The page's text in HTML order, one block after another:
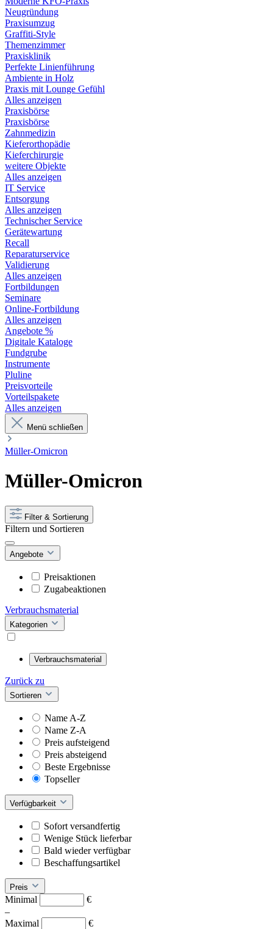
Neugründung
Praxisumzug
Graffiti-Style
Themenzimmer
Praxisklinik
Perfekte Linienführung
Ambiente in Holz
Praxis mit Lounge Gefühl
Alles anzeigen
Praxisbörse
Praxisbörse
Zahnmedizin
Kieferorthopädie
Kieferchirurgie
weitere Objekte
Alles anzeigen
IT Service
Entsorgung
Alles anzeigen
Technischer Service
Gerätewartung
Recall
Reparaturservice
Validierung
Alles anzeigen
Fortbildungen
Seminare
Online-Fortbildung
Alles anzeigen
Angebote %
Digitale Kataloge
Fundgrube
Instrumente
Pluline
Preisvorteile
Vorteilspakete
Alles anzeigen
Menü schließen
Müller-Omicron
Müller-Omicron
Filter & Sortierung
Filtern und Sortieren
Angebote
Preisaktionen
Zugabeaktionen
Verbrauchsmaterial
Kategorien
Verbrauchsmaterial
Zurück zu
Sortieren
Name A-Z
Name Z-A
Preis aufsteigend
Preis absteigend
Beste Ergebnisse
Topseller
Verfügbarkeit
Sofort versandfertig
Wenige Stück lieferbar
Bald wieder verfügbar
Beschaffungsartikel
Preis
Minimal
€
–
Maximal
€